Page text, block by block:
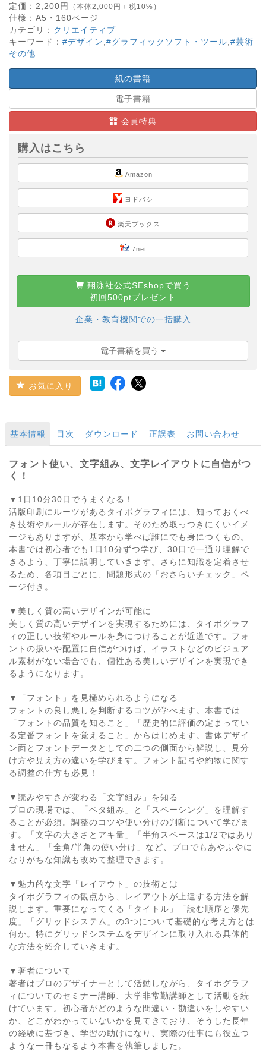
定価： 2,200円 （本体2,000円＋税10%）
仕様： A5・ 160ページ
カテゴリ： クリエイティブ
キーワード： #デザイン #グラフィックソフト・ツール #芸術
その他
紙の書籍
電子書籍
会員特典
購入はこちら
Amazon
ヨドバシ
楽天ブックス
7net
翔泳社公式SEshopで買う
初回500ptプレゼント
企業・教育機関での一括購入
電子書籍を買う
お気に入り
基本情報 目次 ダウンロード 正誤表 お問い合わせ
フォント使い、文字組み、文字レイアウトに自信がつ
く！
▼1日10分30日でうまくなる！
活版印刷にルーツがあるタイポグラフィには、知っておくべ
き技術やルールが存在します。そのため取っつきにくいイメ
ージもありますが、基本から学べば誰にでも身につくもの。
本書では初心者でも1日10分ずつ学び、30日で一通り理解で
きるよう、丁寧に説明していきます。さらに知識を定着させ
るため、各項目ごとに、問題形式の「おさらいチェック」ペ
ージ付き。
▼美しく質の高いデザインが可能に
美しく質の高いデザインを実現するためには、タイポグラフ
ィの正しい技術やルールを身につけることが近道です。フォ
ントの扱いや配置に自信がつけば、イラストなどのビジュア
ル素材がない場合でも、個性ある美しいデザインを実現でき
るようになります。
▼「フォント」を見極められるようになる
フォントの良し悪しを判断するコツが学べます。本書では
「フォントの品質を知ること」「歴史的に評価の定まってい
る定番フォントを覚えること」からはじめます。書体デザイ
ン面とフォントデータとしての二つの側面から解説し、見分
け方や見え方の違いを学びます。フォント記号や約物に関す
る調整の仕方も必見！
▼読みやすさが変わる「文字組み」を知る
プロの現場では、「ベタ組み」と「スペーシング」を理解す
ることが必須。調整のコツや使い分けの判断について学びま
す。「文字の大きさとアキ量」「半角スペースは1/2ではあり
ません」「全角/半角の使い分け」など、プロでもあやふやに
なりがちな知識も改めて整理できます。
▼魅力的な文字「レイアウト」の技術とは
タイポグラフィの観点から、レイアウトが上達する方法を解
説します。重要になってくる「タイトル」「読む順序と優先
度」「グリッドシステム」の3つについて基礎的な考え方とは
何か。特にグリッドシステムをデザインに取り入れる具体的
な方法を紹介していきます。
▼著者について
著者はプロのデザイナーとして活動しながら、タイポグラフ
ィについてのセミナー講師、大学非常勤講師として活動を続
けています。初心者がどのような間違い・勘違いをしやすい
か、どこがわかっていないかを見てきており、そうした長年
の経験に基づき、学習の助けになり、実際の仕事にも役立つ
ような一冊もなるよう本書を執筆しました。